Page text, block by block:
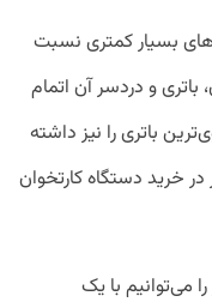
بسیار کمتری نسبت
باتری و دردسر آن اتمام
باتری را نیز داشته
خرید دستگاه کارتخوان
می‌توانیم با یک